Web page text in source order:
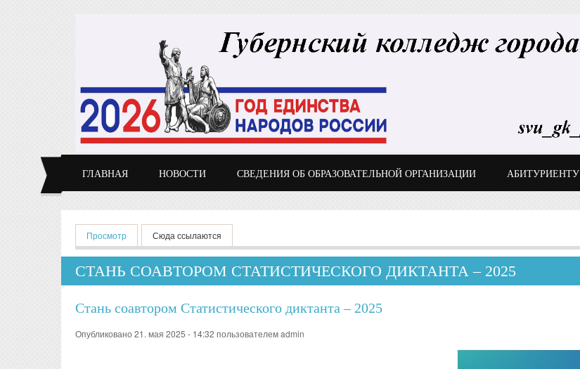
ГЛАВНАЯ НОВОСТИ СВЕДЕНИЯ ОБ ОБРАЗОВАТЕЛЬНОЙ ОРГАНИЗАЦИИ АБИТУРИЕНТУ
Главные вкладки
Просмотр (активная вкладка)
Сюда ссылаются
СТАНЬ СОАВТОРОМ СТАТИСТИЧЕСКОГО ДИКТАНТА – 2025
Стань соавтором Статистического диктанта – 2025
Опубликовано 21. мая 2025 - 14:32 пользователемadmin